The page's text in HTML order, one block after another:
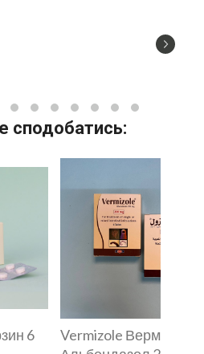
6
Vermizole Вермизол